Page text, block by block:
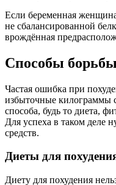
Если беременная
не сбалансированной
врождённая
Способы
Частая ошибка при
избыточные килограммы
способа, будь то диета,
Для успеха в таком деле
средств.
Диеты для
Диету для похудения